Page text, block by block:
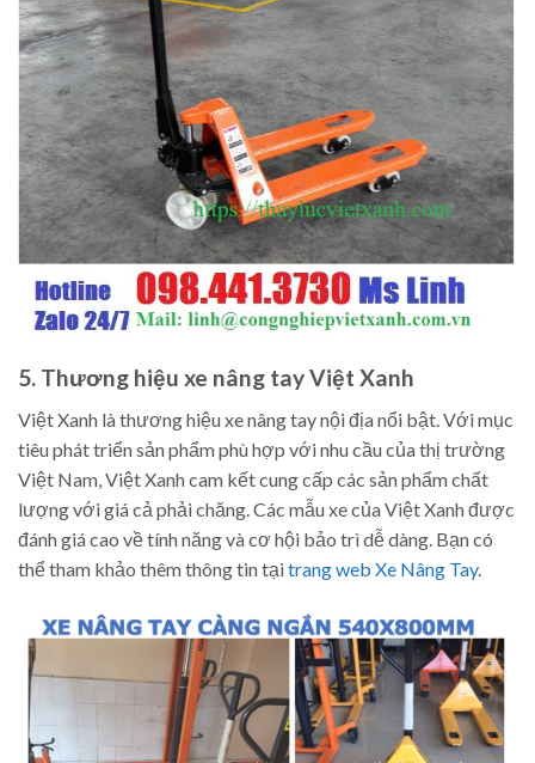
5. Thương hiệu xe nâng tay Việt Xanh
Việt Xanh là thương hiệu xe nâng tay nội địa nổi bật. Với mục
tiêu phát triển sản phẩm phù hợp với nhu cầu của thị trường
Việt Nam, Việt Xanh cam kết cung cấp các sản phẩm chất
lượng với giá cả phải chăng. Các mẫu xe của Việt Xanh được
đánh giá cao về tính năng và cơ hội bảo trì dễ dàng. Bạn có
thể tham khảo thêm thông tin tạitrang web Xe Nâng Tay.